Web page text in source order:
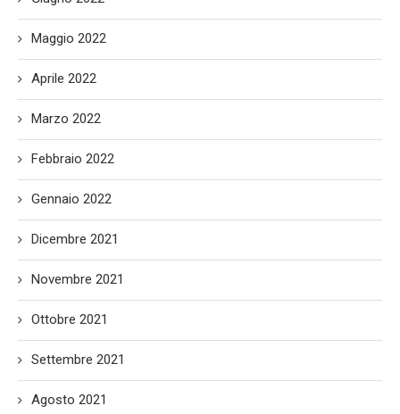
Maggio 2022
Aprile 2022
Marzo 2022
Febbraio 2022
Gennaio 2022
Dicembre 2021
Novembre 2021
Ottobre 2021
Settembre 2021
Agosto 2021